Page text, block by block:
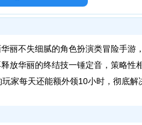
丽不失细腻的角色扮演类冒险手游
放华丽的终结技一锤定音，策略性
家每天还能额外领10小时，彻底